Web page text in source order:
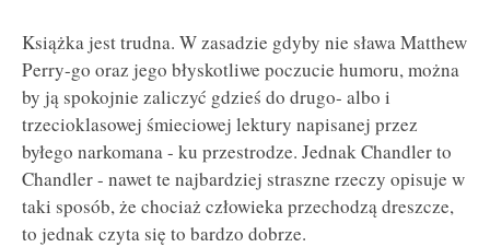
Książka jest trudna. W zasadzie gdyby nie sława Matthew
Perry-go oraz jego błyskotliwe poczucie humoru, można
by ją spokojnie zaliczyć gdzieś do drugo- albo i
trzecioklasowej śmieciowej lektury napisanej przez
byłego narkomana - ku przestrodze. Jednak Chandler to
Chandler - nawet te najbardziej straszne rzeczy opisuje w
taki sposób, że chociaż człowieka przechodzą dreszcze,
to jednak czyta się to bardzo dobrze.